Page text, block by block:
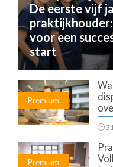
De eerste vijf
praktijkhouder:
voor een
start
Premium
Premium